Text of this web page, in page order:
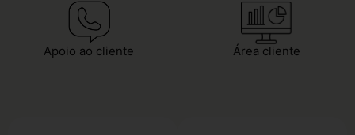
Apoio ao cliente Área cliente